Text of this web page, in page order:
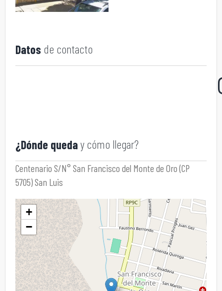
Datos de contacto
¿Dónde queday cómo llegar?
Centenario S/N° San Francisco del Monte de Oro (CP
5705) San Luis
+
−